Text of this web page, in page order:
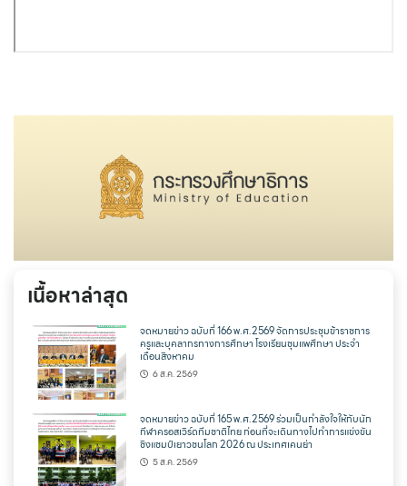
เนื้อหาล่าสุด
จดหมายข่าว ฉบับที่ 166 พ.ศ.2569 จัดการประชุมข้าราชการ
ครูและบุคลากรทางการศึกษา โรงเรียนชุมแพศึกษา ประจำ
เดือนสิงหาคม
6 ส.ค. 2569
จดหมายข่าว ฉบับที่ 165 พ.ศ.2569 ร่วมเป็นกำลังใจให้กับนัก
กีฬาครอสเวิร์ดทีมชาติไทย ก่อนที่จะเดินทางไปทำการแข่งขัน
ชิงแชมป์เยาวชนโลก 2026 ณ ประเทศเคนย่า
5 ส.ค. 2569